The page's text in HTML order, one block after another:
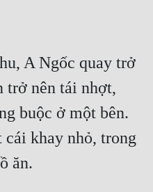
A Ngốc quay trở
trở nên tái nhợt,
buộc ở một bên.
cái khay nhỏ, trong
ăn.